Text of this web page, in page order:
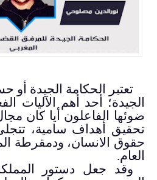
تعتبر الحكامة الجيدة أو
الجيدة؛ أحد أهم الآليات
ضوئها الفاعلون أيا كان
تحقيق أهداف سامية،
حقوق الانسان، ودمقرطة
العام.
وقد جعل دستور